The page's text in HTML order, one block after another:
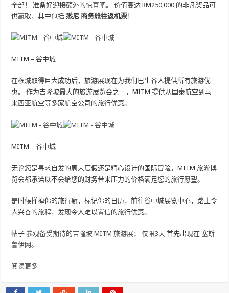
全部！ 准备好迎接额外的惊喜吧。 价值高达 RM250,000 的非凡奖品可
供赢取，其中包括悉尼 商务舱往返机票！
MITM – 谷中城
在槟城取得巨大成功后，旅游展现在为我们巴生谷人提供所有旅游优
惠。 作为吉隆坡最大的旅游展览会之一，MITM 提供从国泰航空到马
来西亚航空等多家航空公司的旅行优惠。
MITM – 谷中城
无论您是寻求自发的周末度假还是精心设计的国际冒险，MITM 旅游博
览会都承诺以不会给您的财务带来压力的价格满足您的旅行愿望。
是时候掸掉你的旅行癖，标记你的日历，前往谷中城展览中心，踏上令
人兴奋的旅程，发现令人难以置信的旅行优惠。
帖子参观备受期待的吉隆坡 MITM 旅游展； 仅限3天 首先出现在塞斯
鲁伊网。
阅读更多